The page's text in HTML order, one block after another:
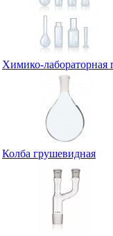
Химико-лабораторная
Колба грушевидная